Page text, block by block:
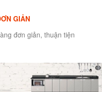
GIẢN
đơn giản, thuận tiện